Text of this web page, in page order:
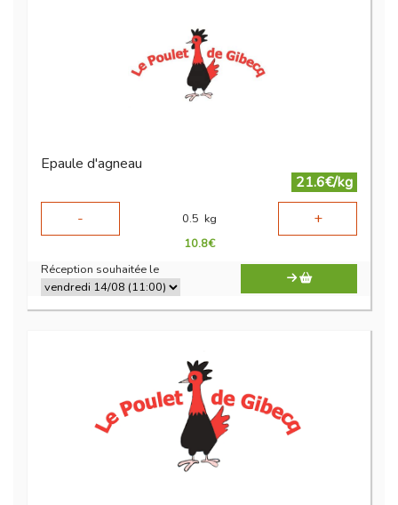
Epaule d'agneau
21.6€/kg
-
0.5 kg +
10.8€
Réception souhaitée le